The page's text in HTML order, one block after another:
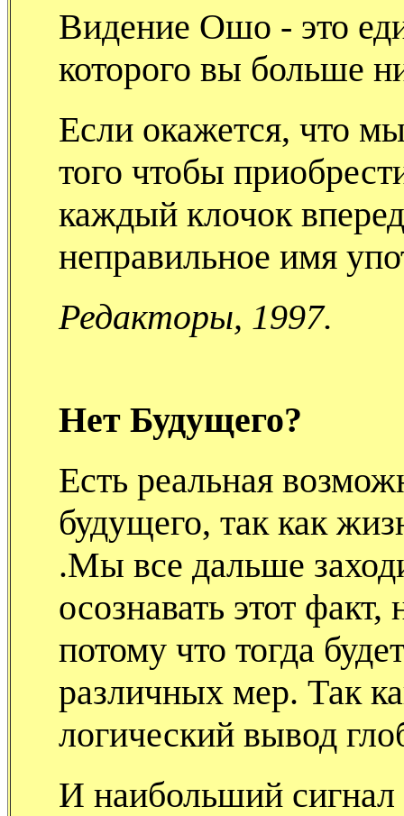
Видение Ошо - это
которого вы больше
Если окажется, что
того чтобы
каждый клочок
неправильное имя
Редакторы, 1997.
Нет Будущего?
Есть реальная
будущего, так как
.Мы все дальше
осознавать этот
потому что тогда
различных мер. Так
логический вывод
И наибольший сигнал